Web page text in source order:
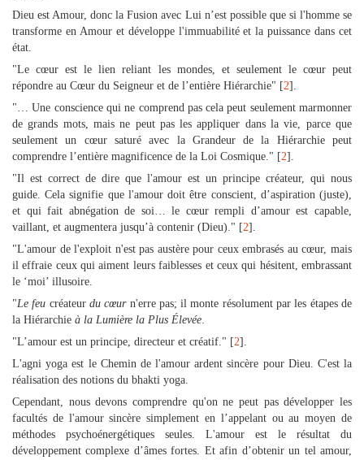
Dieu est Amour, donc la Fusion avec Lui n’est possible que si l'homme se
transforme en Amour et développe l'immuabilité et la puissance dans cet
état.
"Le cœur est le lien reliant les mondes, et seulement le cœur peut
répondre au Cœur du Seigneur et de l’entière Hiérarchie" [2].
"… Une conscience qui ne comprend pas cela peut seulement marmonner
de grands mots, mais ne peut pas les appliquer dans la vie, parce que
seulement un cœur saturé avec la Grandeur de la Hiérarchie peut
comprendre l’entière magnificence de la Loi Cosmique." [2].
"Il est correct de dire que l'amour est un principe créateur, qui nous
guide. Cela signifie que l'amour doit être conscient, d’aspiration (juste),
et qui fait abnégation de soi… le cœur rempli d’amour est capable,
vaillant, et augmentera jusqu’à contenir (Dieu)." [2].
"L'amour de l'exploit n'est pas austère pour ceux embrasés au cœur, mais
il effraie ceux qui aiment leurs faiblesses et ceux qui hésitent, embrassant
le ‘moi’ illusoire.
"Le feu créateur du cœurn'erre pas; il monte résolument par les étapes de
la Hiérarchie à la Lumière la Plus Élevée.
"L’amour est un principe, directeur et créatif." [2].
L'agni yoga est le Chemin de l'amour ardent sincère pour Dieu. C'est la
réalisation des notions du bhakti yoga.
Cependant, nous devons comprendre qu'on ne peut pas développer les
facultés de l'amour sincère simplement en l’appelant ou au moyen de
méthodes psychoénergétiques seules. L'amour est le résultat du
développement complexe d’âmes fortes. Et afin d’obtenir un tel amour,